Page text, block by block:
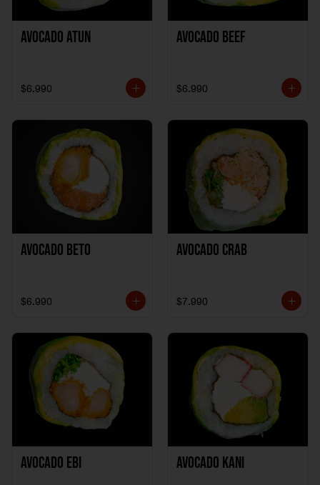
Avocado Atun
$6.990
Avocado Beef
$6.990
Avocado Beto
$6.990
Avocado Crab
$7.990
Avocado Ebi Avocado Kani